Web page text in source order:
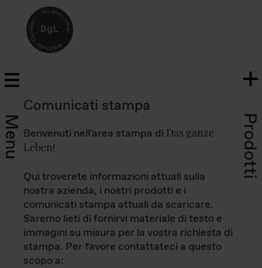
Menu Prodotti
Comunicati stampa
Benvenuti nell'area stampa di Das ganze
Leben!
Qui troverete informazioni attuali sulla
nostra azienda, i nostri prodotti e i
comunicati stampa attuali da scaricare.
Saremo lieti di fornirvi materiale di testo e
immagini su misura per la vostra richiesta di
stampa. Per favore contattateci a questo
scopo a: